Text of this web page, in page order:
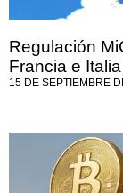
Regulación
Francia e Italia
15 DE SEPTIEMBRE